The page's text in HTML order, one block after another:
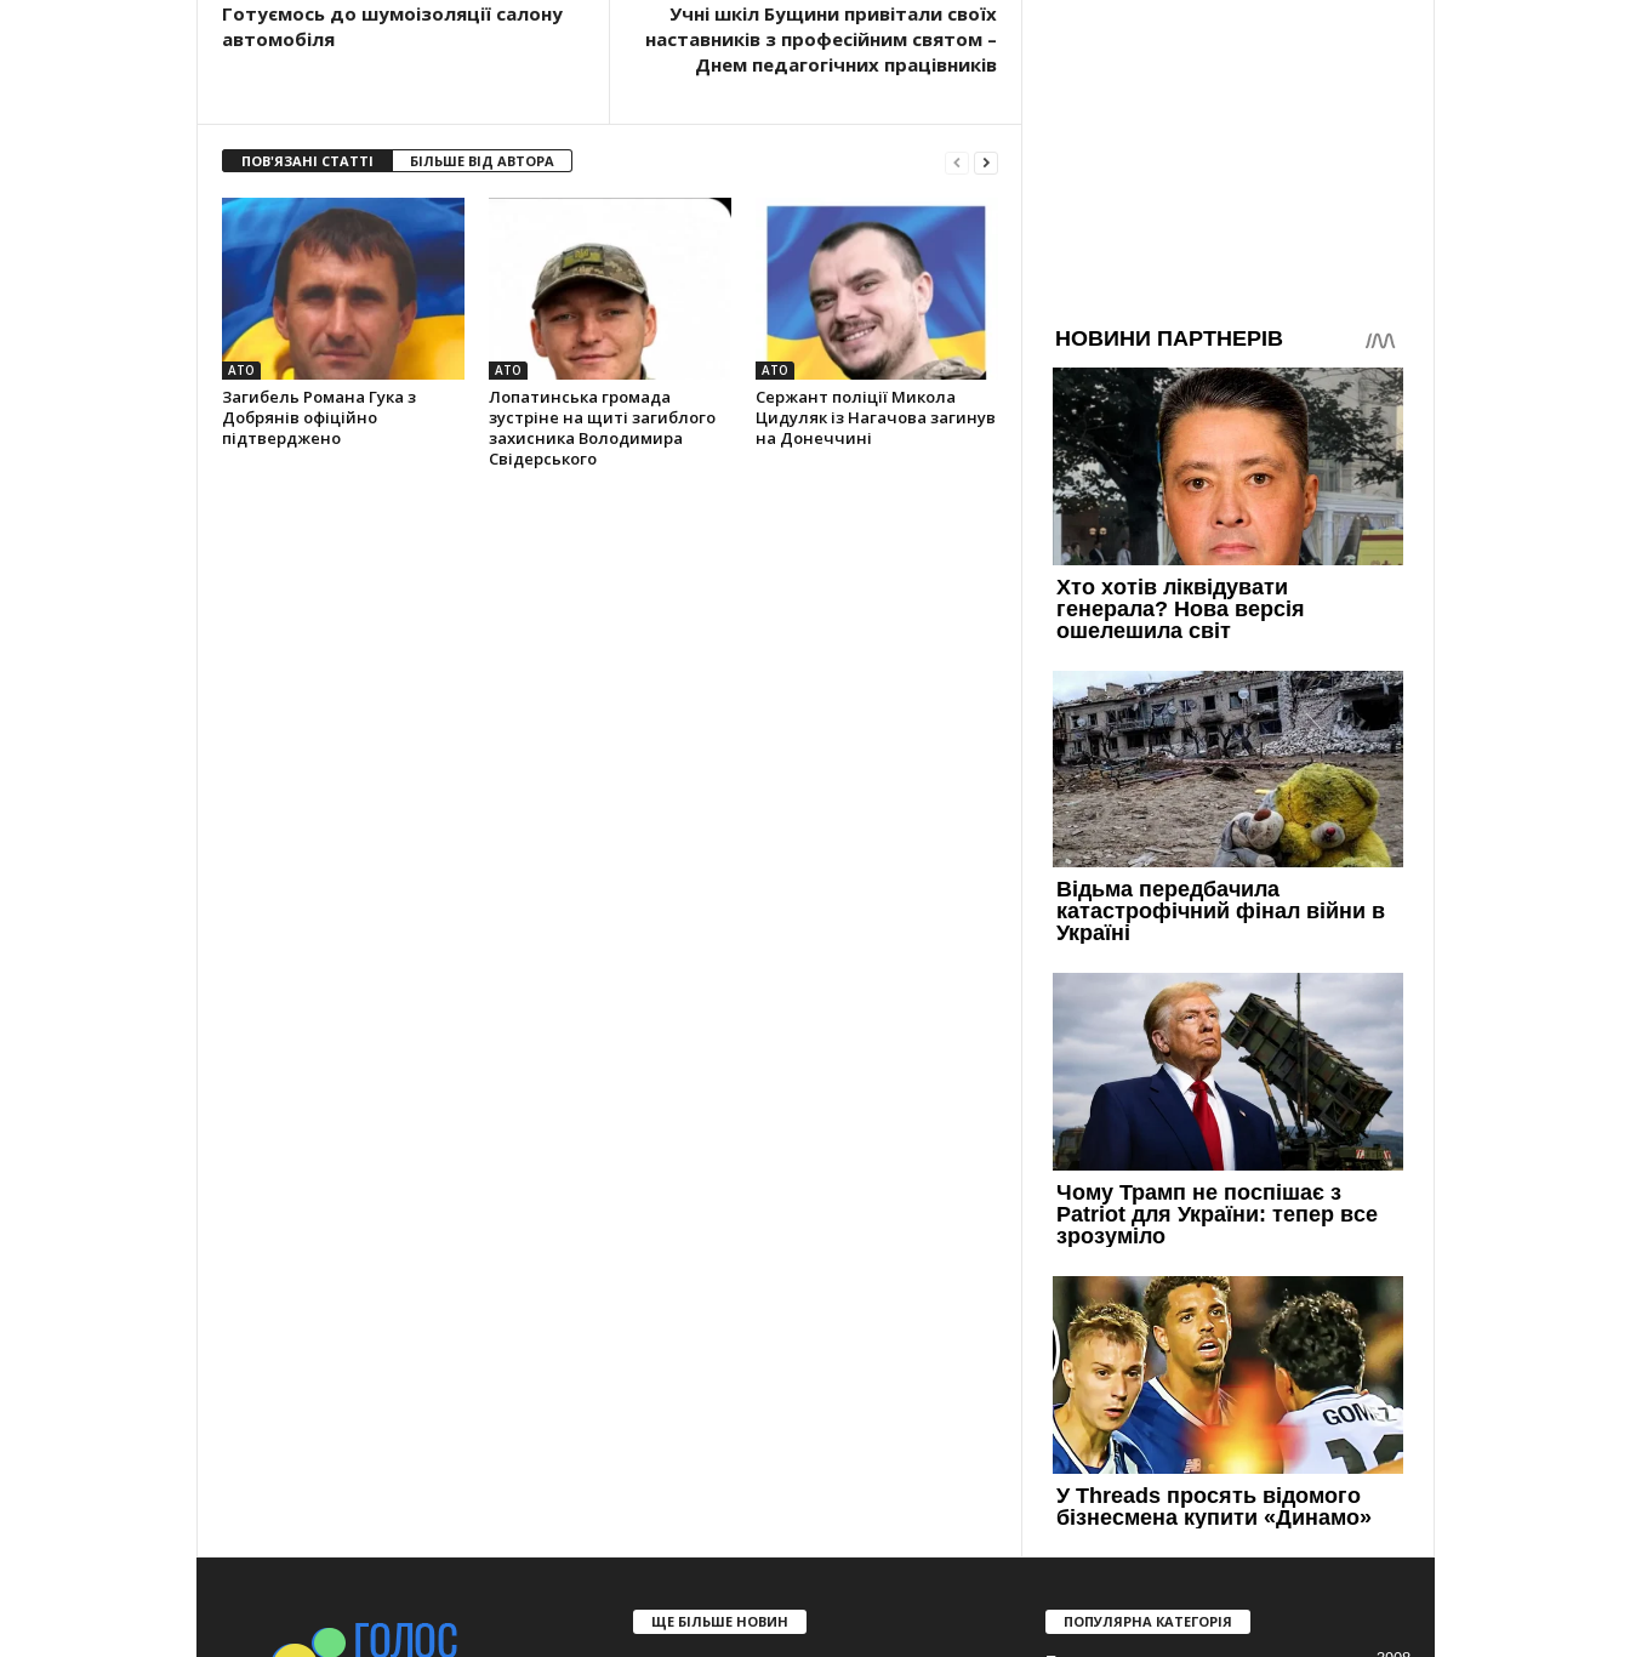
Готуємось до шумоізоляції салону
автомобіля
Учні шкіл Бущини привітали своїх
наставників з професійним святом –
Днем педагогічних працівників
ПОВ'ЯЗАНІ СТАТТІ БІЛЬШЕ ВІД АВТОРА
АТО
Загибель Романа Гука з
Добрянів офіційно
підтверджено
АТО
Лопатинська громада
зустріне на щиті загиблого
захисника Володимира
Свідерського
АТО
Сержант поліції Микола
Цидуляк із Нагачова загинув
на Донеччині
ЩЕ БІЛЬШЕ НОВИН ПОПУЛЯРНА КАТЕГОРІЯ